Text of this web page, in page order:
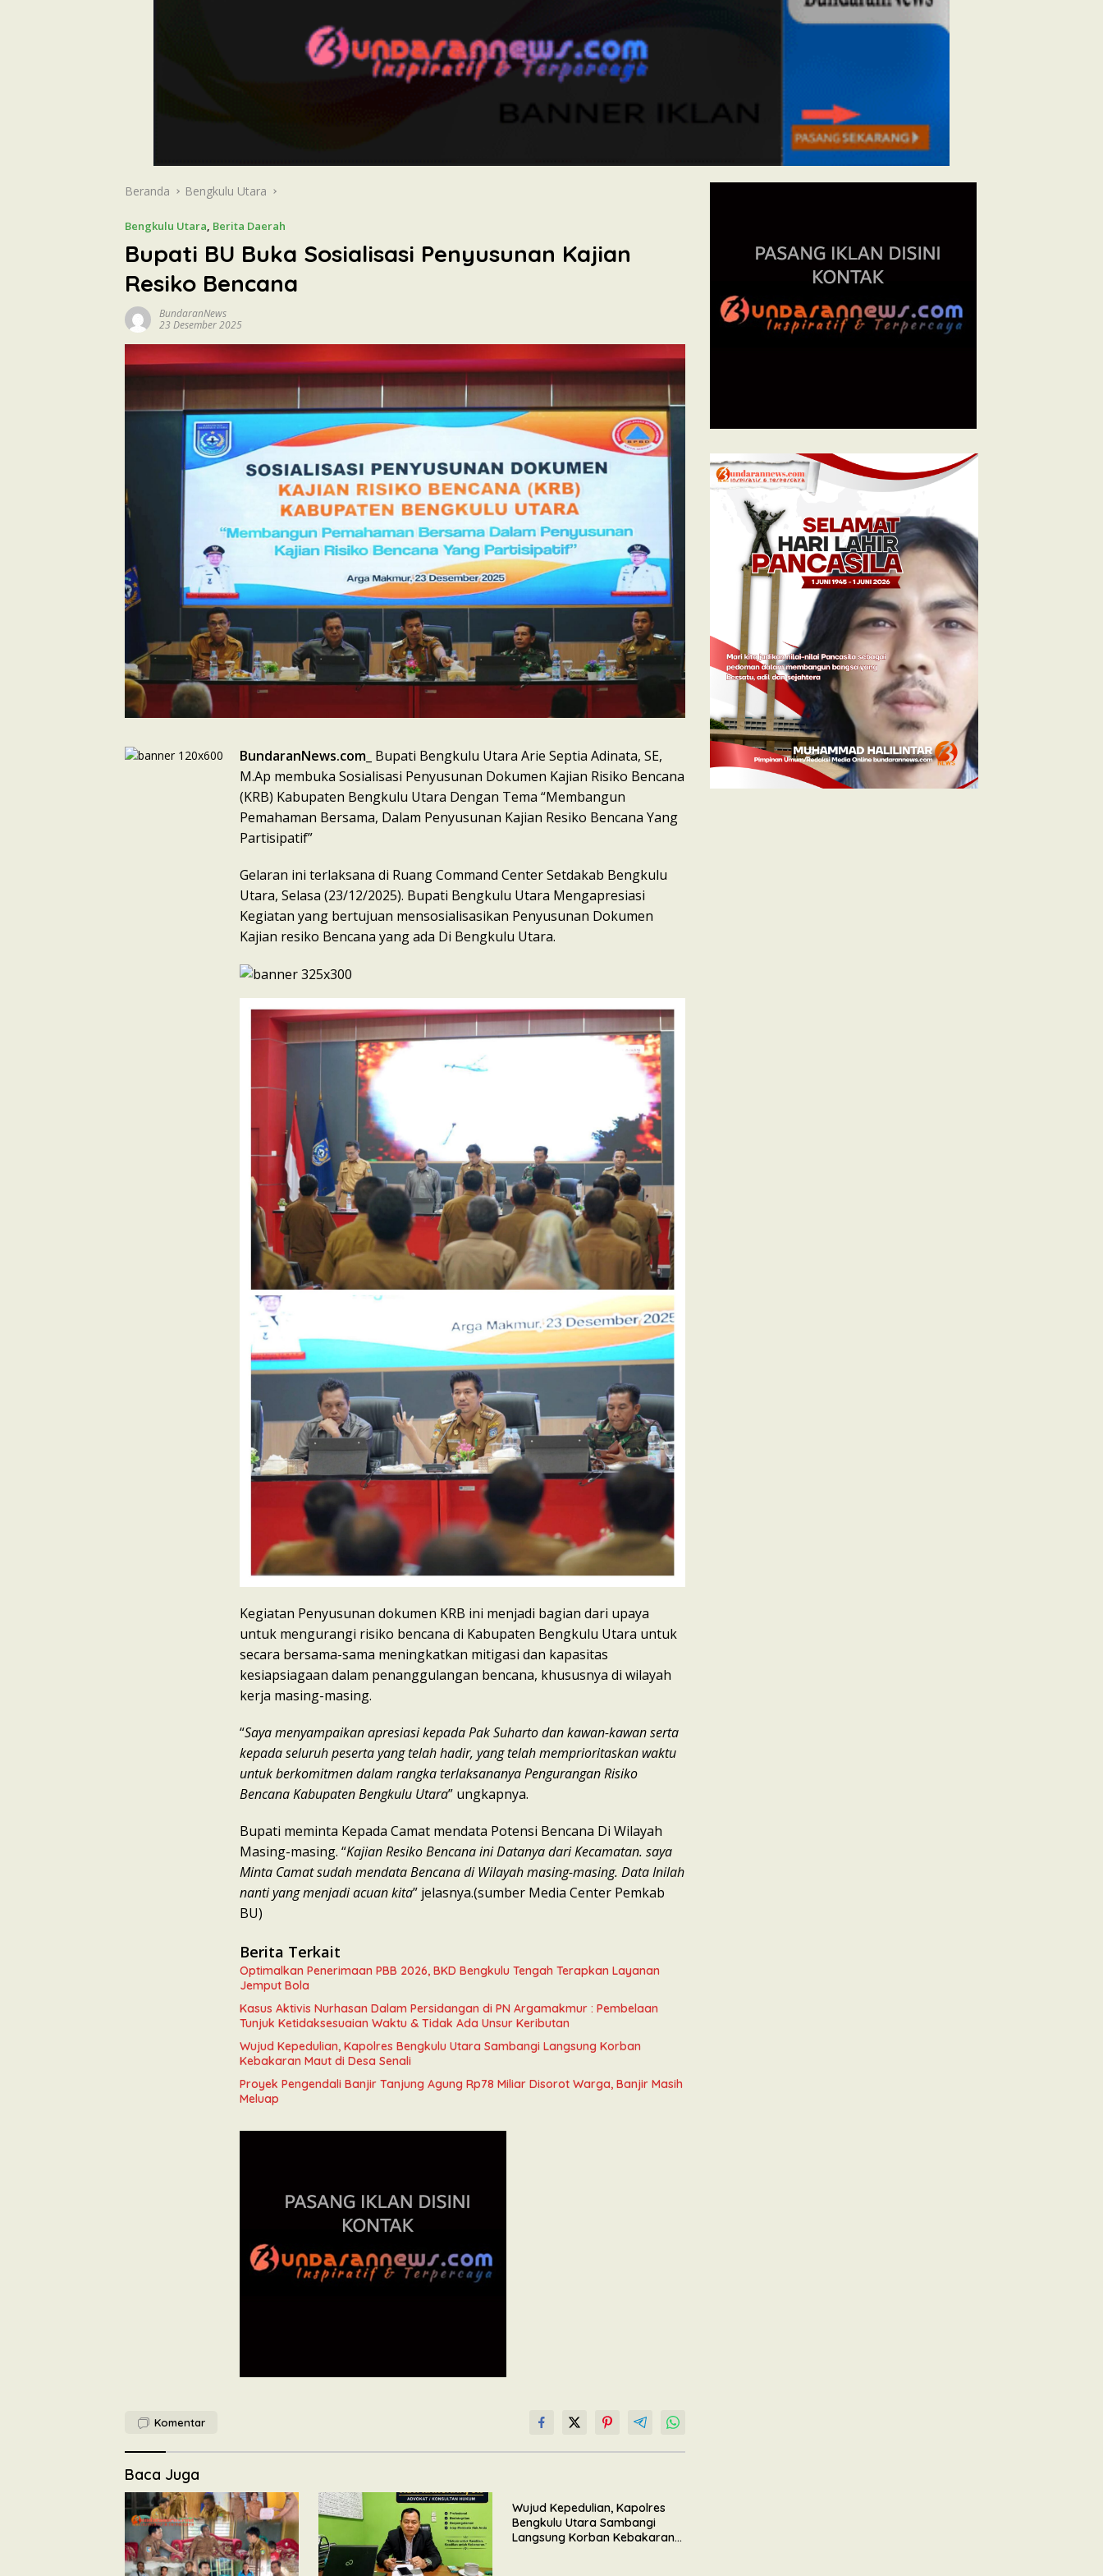
Beranda Bengkulu Utara
Bengkulu Utara, Berita Daerah
Bupati BU Buka Sosialisasi Penyusunan Kajian
Resiko Bencana
BundaranNews
23 Desember 2025
BundaranNews.com _ Bupati Bengkulu Utara Arie Septia Adinata, SE,
M.Ap membuka Sosialisasi Penyusunan Dokumen Kajian Risiko Bencana
(KRB) Kabupaten Bengkulu Utara Dengan Tema “Membangun
Pemahaman Bersama, Dalam Penyusunan Kajian Resiko Bencana Yang
Partisipatif”
Gelaran ini terlaksana di Ruang Command Center Setdakab Bengkulu
Utara, Selasa (23/12/2025). Bupati Bengkulu Utara Mengapresiasi
Kegiatan yang bertujuan mensosialisasikan Penyusunan Dokumen
Kajian resiko Bencana yang ada Di Bengkulu Utara.
Kegiatan Penyusunan dokumen KRB ini menjadi bagian dari upaya
untuk mengurangi risiko bencana di Kabupaten Bengkulu Utara untuk
secara bersama-sama meningkatkan mitigasi dan kapasitas
kesiapsiagaan dalam penanggulangan bencana, khususnya di wilayah
kerja masing-masing.
“Saya menyampaikan apresiasi kepada Pak Suharto dan kawan-kawan serta
kepada seluruh peserta yang telah hadir, yang telah memprioritaskan waktu
untuk berkomitmen dalam rangka terlaksananya Pengurangan Risiko
Bencana Kabupaten Bengkulu Utara” ungkapnya.
Bupati meminta Kepada Camat mendata Potensi Bencana Di Wilayah
Masing-masing. “Kajian Resiko Bencana ini Datanya dari Kecamatan. saya
Minta Camat sudah mendata Bencana di Wilayah masing-masing. Data Inilah
nanti yang menjadi acuan kita” jelasnya.(sumber Media Center Pemkab
BU)
Berita Terkait
Optimalkan Penerimaan PBB 2026, BKD Bengkulu Tengah Terapkan Layanan
Jemput Bola
Kasus Aktivis Nurhasan Dalam Persidangan di PN Argamakmur : Pembelaan
Tunjuk Ketidaksesuaian Waktu & Tidak Ada Unsur Keributan
Wujud Kepedulian, Kapolres Bengkulu Utara Sambangi Langsung Korban
Kebakaran Maut di Desa Senali
Proyek Pengendali Banjir Tanjung Agung Rp78 Miliar Disorot Warga, Banjir Masih
Meluap
Komentar
Baca Juga
Wujud Kepedulian, Kapolres
Bengkulu Utara Sambangi
Langsung Korban Kebakaran